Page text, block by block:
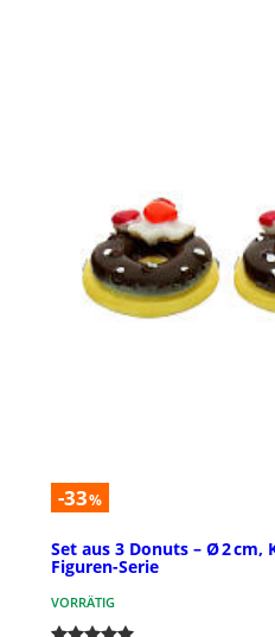
-33%
Set aus 3 Donuts – Ø 2 cm,
Figuren-Serie
VORRÄTIG